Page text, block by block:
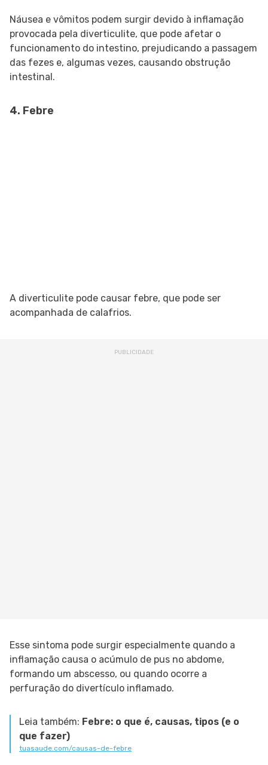
Náusea e vômitos podem surgir devido à inflamação
provocada pela diverticulite, que pode afetar o
funcionamento do intestino, prejudicando a passagem
das fezes e, algumas vezes, causando obstrução
intestinal.
4. Febre
A diverticulite pode causar febre, que pode ser
acompanhada de calafrios.
Esse sintoma pode surgir especialmente quando a
inflamação causa o acúmulo de pus no abdome,
formando um abscesso, ou quando ocorre a
perfuração do divertículo inflamado.
Leia também: Febre: o que é, causas, tipos (e o
que fazer)
tuasaude.com/causas-de-febre